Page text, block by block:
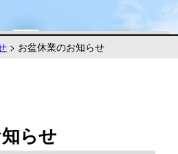
> お盆休業のお知らせ
らせ